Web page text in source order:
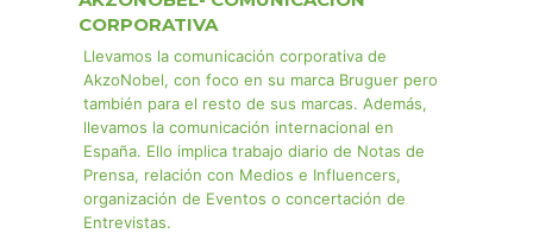
CORPORATIVA
Llevamos la comunicación corporativa de
AkzoNobel, con foco en su marca Bruguer pero
también para el resto de sus marcas. Además,
llevamos la comunicación internacional en
España. Ello implica trabajo diario de Notas de
Prensa, relación con Medios e Influencers,
organización de Eventos o concertación de
Entrevistas.